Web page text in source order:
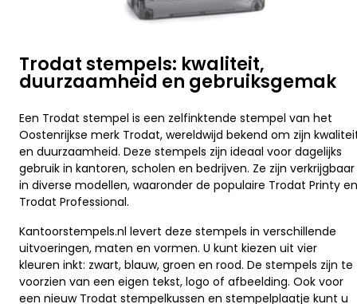
Trodat stempels: kwaliteit,
duurzaamheid en gebruiksgemak
Een Trodat stempel is een zelfinktende stempel van het
Oostenrijkse merk Trodat, wereldwijd bekend om zijn
en duurzaamheid. Deze stempels zijn ideaal voor dagelijks
gebruik in kantoren, scholen en bedrijven. Ze zijn verkrijgbaar
in diverse modellen, waaronder de populaire Trodat Printy en
Trodat Professional.
Kantoorstempels.nl levert deze stempels in verschillende
uitvoeringen, maten en vormen. U kunt kiezen uit vier
kleuren inkt: zwart, blauw, groen en rood. De stempels zijn te
voorzien van een eigen tekst, logo of afbeelding. Ook voor
een nieuw Trodat stempelkussen en stempelplaatje kunt u